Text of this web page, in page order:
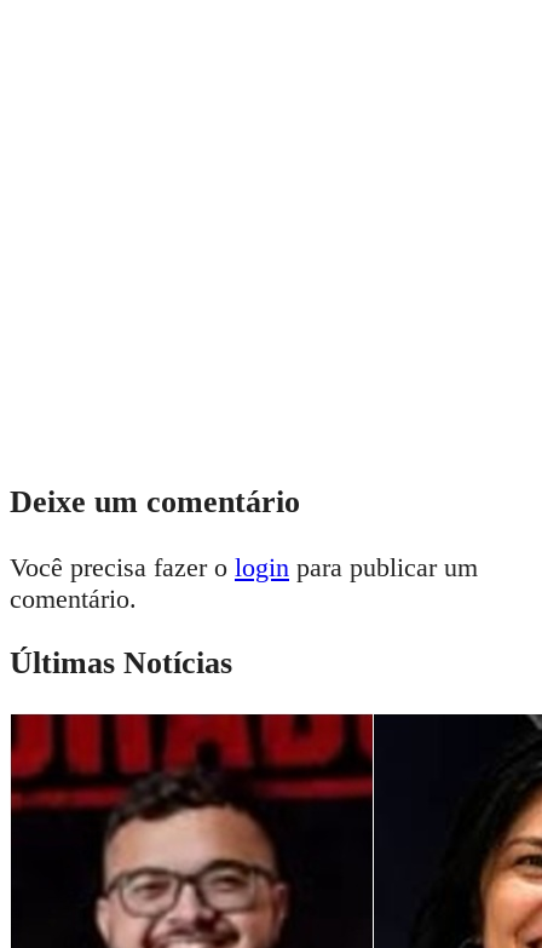
Deixe um comentário
Você precisa fazer o login para publicar um
comentário.
Últimas Notícias